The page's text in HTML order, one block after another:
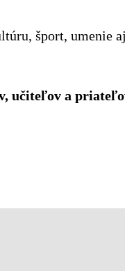
šport, umenie
učiteľov a